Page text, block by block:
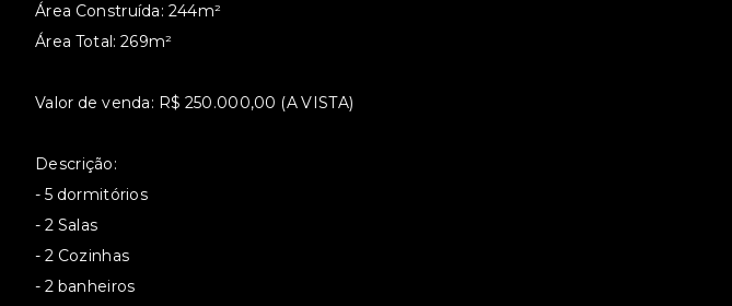
Área Construída: 244m²
Área Total: 269m²
Valor de venda: R$ 250.000,00 (A VISTA)
Descrição:
- 5 dormitórios
- 2 Salas
- 2 Cozinhas
- 2 banheiros